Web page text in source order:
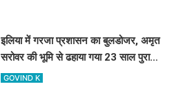
इलिया में गरजा प्रशासन का बुलडोजर, अमृत
सरोवर की भूमि से ढहाया गया 23 साल पुराना
अवैध निर्माण
GOVIND K